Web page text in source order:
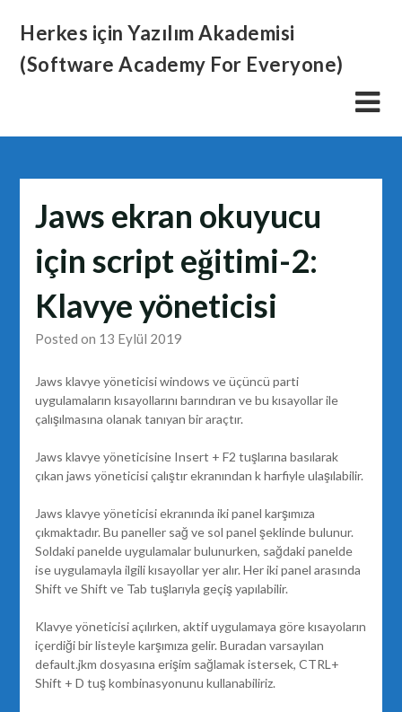
content
Herkes için Yazılım Akademisi
(Software Academy For Everyone)
Jaws ekran okuyucu
için script eğitimi-2:
Klavye yöneticisi
Posted on 13 Eylül 2019
Jaws klavye yöneticisi windows ve üçüncü parti
uygulamaların kısayollarını barındıran ve bu kısayollar ile
çalışılmasına olanak tanıyan bir araçtır.
Jaws klavye yöneticisine Insert + F2 tuşlarına basılarak
çıkan jaws yöneticisi çalıştır ekranından k harfiyle ulaşılabilir.
Jaws klavye yöneticisi ekranında iki panel karşımıza
çıkmaktadır. Bu paneller sağ ve sol panel şeklinde bulunur.
Soldaki panelde uygulamalar bulunurken, sağdaki panelde
ise uygulamayla ilgili kısayollar yer alır. Her iki panel arasında
Shift ve Shift ve Tab tuşlarıyla geçiş yapılabilir.
Klavye yöneticisi açılırken, aktif uygulamaya göre kısayoların
içerdiği bir listeyle karşımıza gelir. Buradan varsayılan
default.jkm dosyasına erişim sağlamak istersek, CTRL+
Shift + D tuş kombinasyonunu kullanabiliriz.